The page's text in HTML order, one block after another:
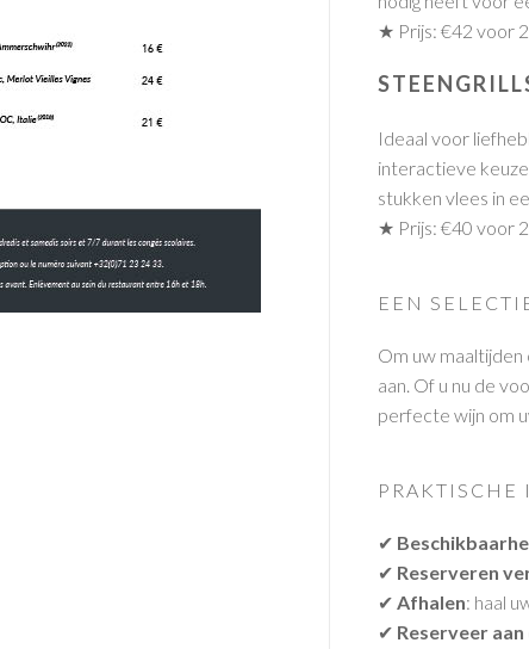
★ Prijs: €42 voor
Ideaal voor
interactieve
stukken vlees in
★ Prijs: €40 voor
EEN
Om uw
aan. Of u nu de
perfecte wijn om
PRAKTISCHE
✔
✔ Reserveren
✔ Afhalen: haal
✔ Reserveer